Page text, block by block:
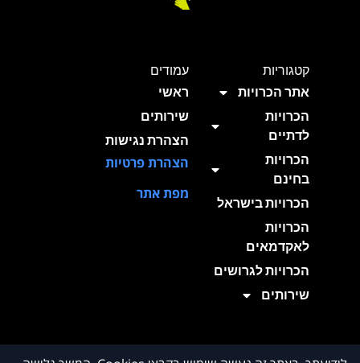
קטגוריות
אתר הכרויות
הכרויות
לדתיים
הכרויות
בחינם
הכרויות בישראל
הכרויות
לאקדמאים
הכרויות לגרושים
שירותים
עמודים
ראשי
שירותים
הצהרת נגישות
הצהרת פרטיות
מפת אתר